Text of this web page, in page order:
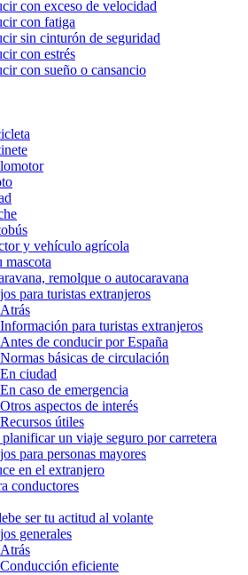
con exceso de velocidad
con fatiga
sin cinturón de seguridad
con estrés
con sueño o cansancio
y vehículo agrícola
mascota
remolque o autocaravana
para turistas extranjeros
Atrás
Información para turistas extranjeros
Antes de conducir por España
Normas básicas de circulación
En ciudad
En caso de emergencia
Otros aspectos de interés
Recursos útiles
un viaje seguro por carretera
para personas mayores
en el extranjero
conductores
ser tu actitud al volante
generales
Atrás
Conducción eficiente